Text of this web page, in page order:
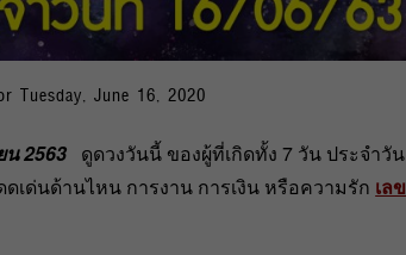
Tuesday, June 16, 2020
2563 ดูดวงวันนี้ ของผู้ที่เกิดทั้ง 7 วัน ประจำวัน
ด่นด้านไหน การงาน การเงิน หรือความรัก เลข